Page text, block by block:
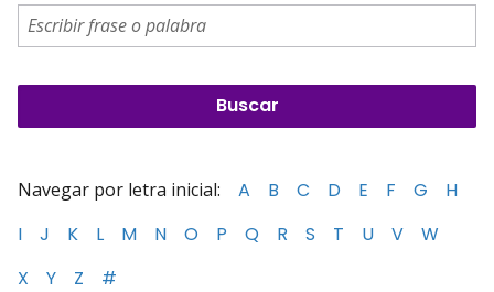
Navegar por letra inicial: A B C D E F G
H
I
J K L M N O P Q R S T U V
W
X
Y Z #